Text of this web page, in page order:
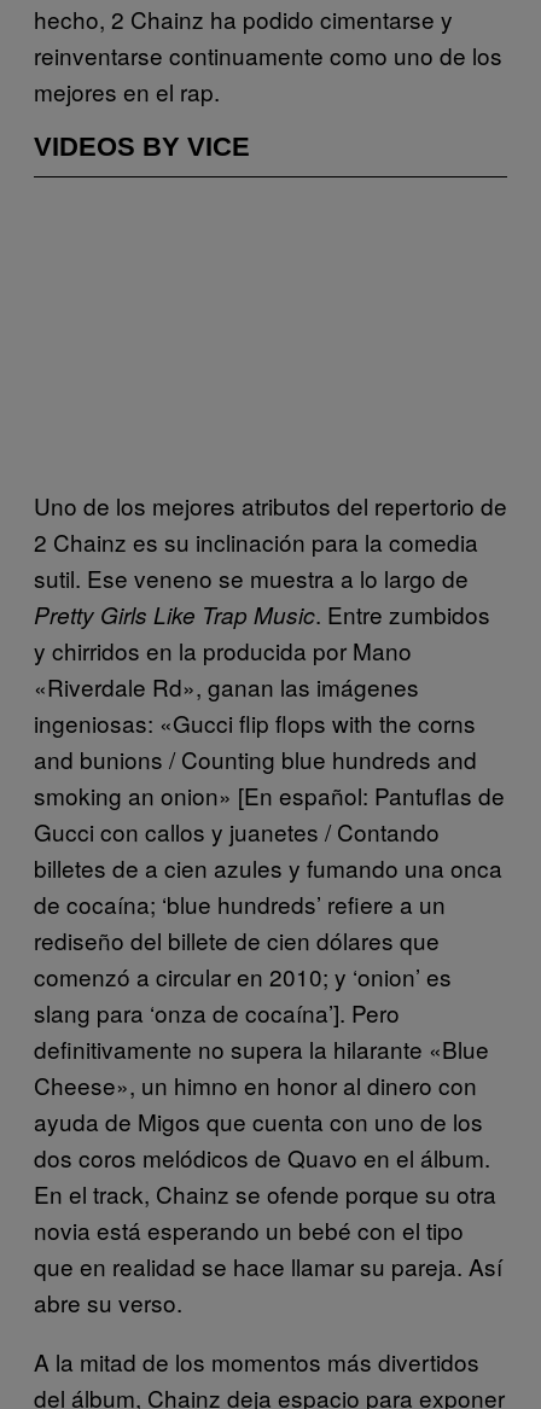
hecho, 2 Chainz ha podido cimentarse y
reinventarse continuamente como uno de los
mejores en el rap.
VIDEOS BY VICE
Uno de los mejores atributos del repertorio de
2 Chainz es su inclinación para la comedia
sutil. Ese veneno se muestra a lo largo de
Pretty Girls Like Trap Music. Entre zumbidos
y chirridos en la producida por Mano
«Riverdale Rd», ganan las imágenes
ingeniosas: «Gucci flip flops with the corns
and bunions / Counting blue hundreds and
smoking an onion» [En español: Pantuflas de
Gucci con callos y juanetes / Contando
billetes de a cien azules y fumando una onca
de cocaína; ‘blue hundreds’ refiere a un
rediseño del billete de cien dólares que
comenzó a circular en 2010; y ‘onion’ es
slang para ‘onza de cocaína’]. Pero
definitivamente no supera la hilarante «Blue
Cheese», un himno en honor al dinero con
ayuda de Migos que cuenta con uno de los
dos coros melódicos de Quavo en el álbum.
En el track, Chainz se ofende porque su otra
novia está esperando un bebé con el tipo
que en realidad se hace llamar su pareja. Así
abre su verso.
A la mitad de los momentos más divertidos
del álbum, Chainz deja espacio para exponer